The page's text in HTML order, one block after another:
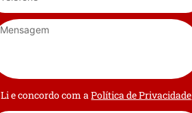
Li e concordo com aPolítica de Privacidade